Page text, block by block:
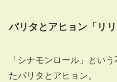
パリタとアヒョン「リリ
「シナモンロール」とい
たパリタとアヒョン。